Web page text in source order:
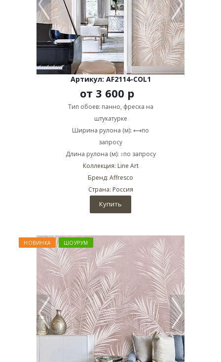
Артикул: AF2114-COL1
от 3 600 р
Тип обоев: панно, фреска на
штукатурке
Ширина рулона (м): ⟷по
запросу
Длина рулона (м): ↕по запросу
Коллекция: Line Art
Бренд: Affresco
Страна: Россия
Купить
НОВИНКА ШОУРУМ